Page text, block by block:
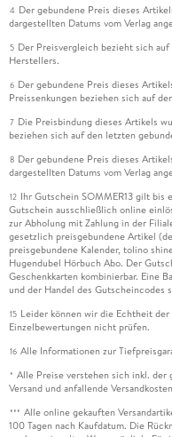
4 Der gebundene Preis dieses
dargestellten Datums vom Verlag
5 Der Preisvergleich bezieht sich
Herstellers.
6 Der gebundene Preis dieses
Preissenkungen beziehen sich auf
7 Die Preisbindung dieses Artikels
beziehen sich auf den letzten
8 Der gebundene Preis dieses
dargestellten Datums vom Verlag
12 Ihr Gutschein SOMMER13 gilt bis
Gutschein ausschließlich online
zur Abholung mit Zahlung in der
gesetzlich preisgebundene Artikel
preisgebundene Kalender, tolino
Hugendubel Hörbuch Abo. Der
Geschenkkarten kombinierbar. Eine
und der Handel des Gutscheincodes
15 Leider können wir die Echtheit
Einzelbewertungen nicht prüfen.
16 Alle Informationen zur
* Alle Preise verstehen sich inkl.
Versand und anfallende
*** Alle online gekauften
100 Tagen nach Kaufdatum. Die